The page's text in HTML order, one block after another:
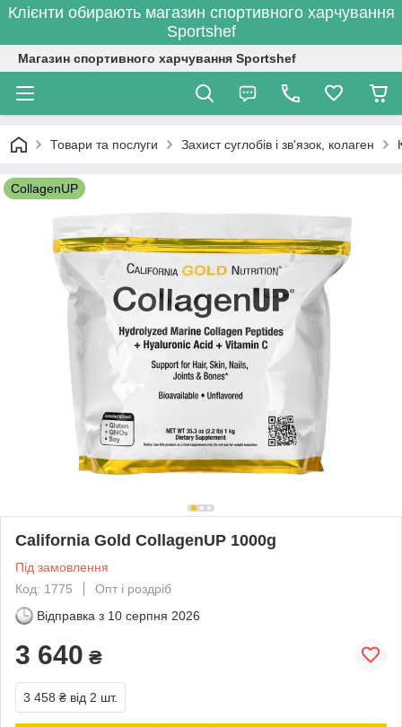
Клієнти обирають магазин спортивного харчування
Sportshef
Магазин спортивного харчування Sportshef
Товари та послуги Захист суглобів і зв'язок, колаген
CollagenUP
California Gold CollagenUP 1000g
Під замовлення
Код: 1775
Опт і роздріб
Відправка з 10 серпня 2026
3 640 ₴
3 458 ₴ від 2 шт.